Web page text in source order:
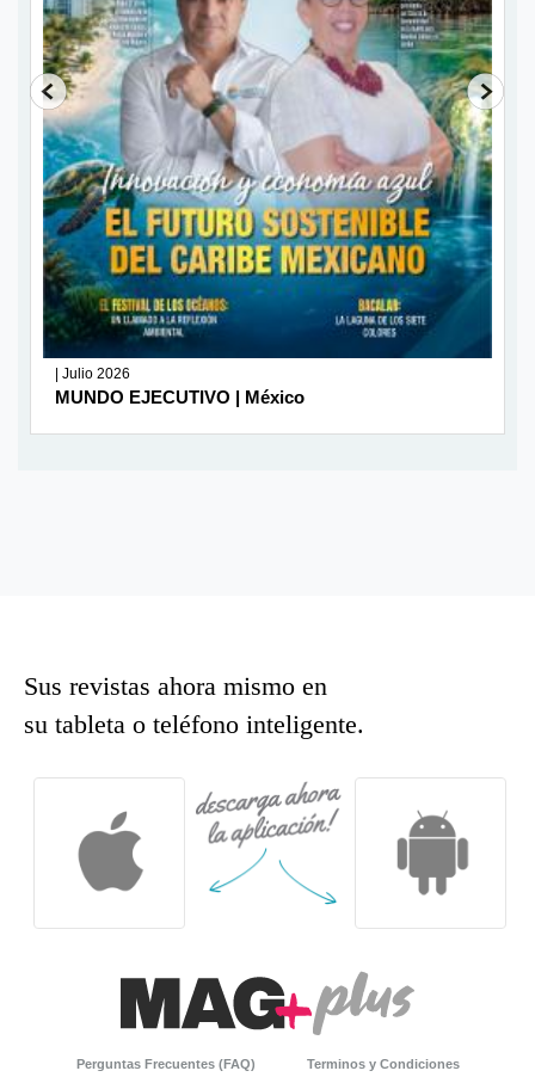
| Julio 2026
MUNDO EJECUTIVO | México
Sus revistas ahora mismo en
su tableta o teléfono inteligente.
Perguntas Frecuentes (FAQ) Terminos y Condiciones